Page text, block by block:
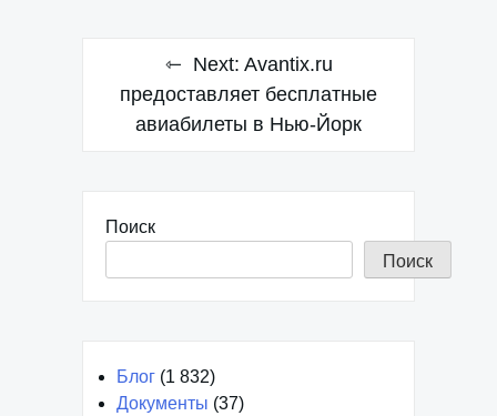
Next: Avantix.ru
предоставляет бесплатные
авиабилеты в Нью-Йорк
Поиск
Поиск
Блог (1 832)
Документы (37)